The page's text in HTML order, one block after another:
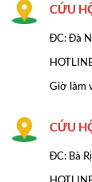
CỨU
ĐC: Đà
Giờ làm
CỨU
ĐC: Bà